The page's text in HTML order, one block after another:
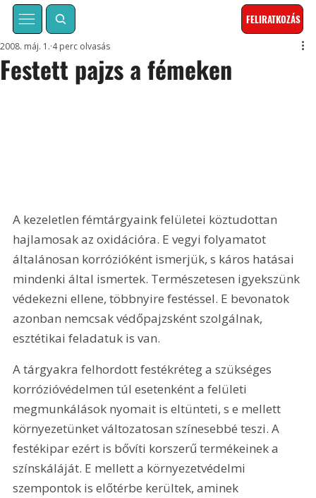
FELIRATKOZÁS
Festett pajzs a fémeken
2008. máj. 1. 4 perc olvasás
A kezeletlen fémtárgyaink felületei köztudottan
hajlamosak az oxidációra. E vegyi folyamatot
általánosan korrózióként ismerjük, s káros hatásai
mindenki által ismertek. Természetesen igyekszünk
védekezni ellene, többnyire festéssel. E bevonatok
azonban nemcsak védőpajzsként szolgálnak,
esztétikai feladatuk is van.
A tárgyakra felhordott festékréteg a szükséges
korrózióvédelmen túl esetenként a felületi
megmunkálások nyomait is eltünteti, s e mellett
környezetünket változatosan színesebbé teszi. A
festékipar ezért is bővíti korszerű termékeinek a
színskáláját. E mellett a környezetvédelmi
szempontok is előtérbe kerültek, aminek